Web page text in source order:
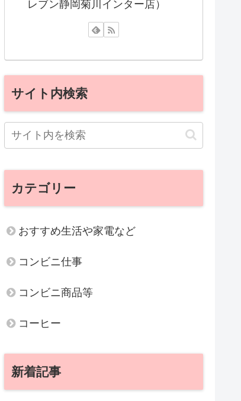
レブン静岡菊川インター店）
サイト内検索
カテゴリー
おすすめ生活や家電など
コンビニ仕事
コンビニ商品等
コーヒー
新着記事